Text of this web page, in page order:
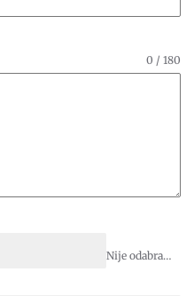
0 / 180
Nije odabran fajl